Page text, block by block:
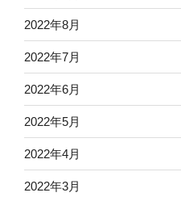
2022年8月
2022年7月
2022年6月
2022年5月
2022年4月
2022年3月